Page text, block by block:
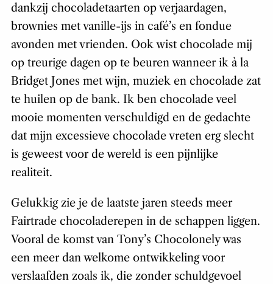
dankzij chocoladetaarten op verjaardagen,
brownies met vanille-ijs in café’s en fondue
avonden met vrienden. Ook wist chocolade mij
op treurige dagen op te beuren wanneer ik à la
Bridget Jones met wijn, muziek en chocolade zat
te huilen op de bank. Ik ben chocolade veel
mooie momenten verschuldigd en de gedachte
dat mijn excessieve chocolade vreten erg slecht
is geweest voor de wereld is een pijnlijke
realiteit.
Gelukkig zie je de laatste jaren steeds meer
Fairtrade chocoladerepen in de schappen liggen.
Vooral de komst van Tony’s Chocolonely was
een meer dan welkome ontwikkeling voor
verslaafden zoals ik, die zonder schuldgevoel